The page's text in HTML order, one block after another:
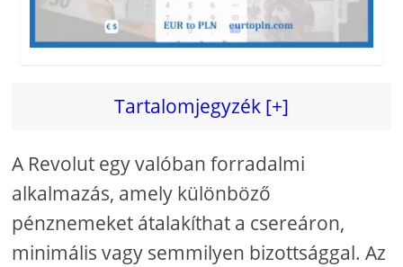
Tartalomjegyzék [+]
A Revolut egy valóban forradalmi
alkalmazás, amely különböző
pénznemeket átalakíthat a csereáron,
minimális vagy semmilyen bizottsággal. Az